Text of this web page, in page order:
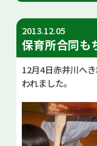
2013.12.05
保育所合同も
12月4日赤井川へ
われました。